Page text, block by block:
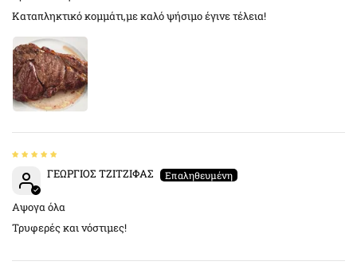
Καταπληκτικό κομμάτι,με καλό ψήσιμο έγινε τέλεια!
ΓΕΩΡΓΙΟΣ ΤΖΙΤΖΙΦΑΣ
Αψογα όλα
Τρυφερές και νόστιμες!